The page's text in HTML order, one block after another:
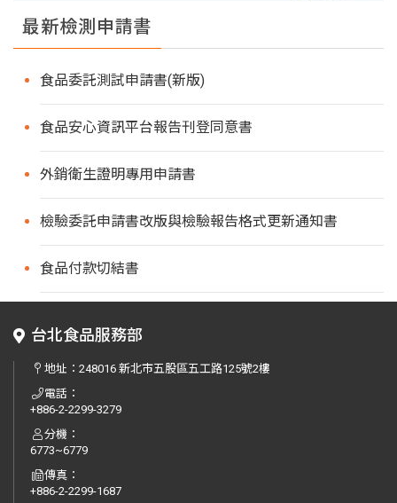
最新檢測申請書
食品委託測試申請書(新版)
食品安心資訊平台報告刊登同意書
外銷衛生證明專用申請書
檢驗委託申請書改版與檢驗報告格式更新通知書
食品付款切結書
台北食品服務部
地址：248016 新北市五股區五工路125號2樓
電話：
+886-2-2299-3279
分機：
6773~6779
傳真：
+886-2-2299-1687